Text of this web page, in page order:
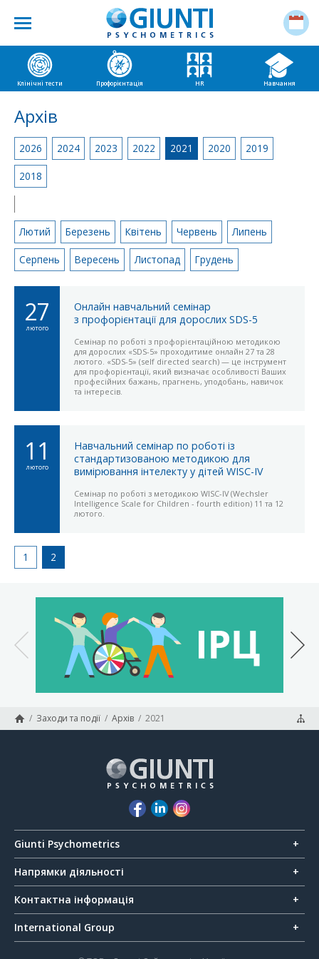
Клінічні тести Профорієнтація HR Навчання
Архів
2026 2024 2023 2022 2021 2020 2019
2018
Лютий Березень Квітень Червень Липень
Серпень Вересень Листопад Грудень
Онлайн навчальний семінар
з профорієнтації для дорослих SDS-5
27
лютого
Семінар по роботі з профорієнтаційною методикою
для дорослих «SDS-5» проходитиме онлайн 27 та 28
лютого. «SDS-5» (self directed search) — це інструмент
для профорієнтації, який визначає особливості Ваших
професійних бажань, прагнень, уподобань, навичок
та інтересів.
Навчальний семінар по роботі із
стандартизованою методикою для
вимірювання інтелекту у дітей WISC-IV
11
лютого
Семінар по роботі з методикою WISC-IV (Wechsler
Intelligence Scale for Children - fourth edition) 11 та 12
лютого.
1 2
/ Заходи та події / Архів / 2021
Giunti Psychometrics
Напрямки діяльності
Контактна інформація
International Group